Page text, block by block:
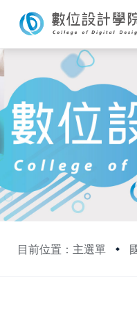
目前位置：主選單
:::